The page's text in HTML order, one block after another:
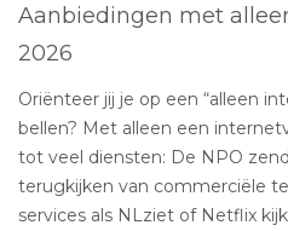
Aanbiedingen met
2026
Oriënteer jij je op een “alleen
bellen? Met alleen een
tot veel diensten: De NPO
terugkijken van commerciële
services als NLziet of Netflix